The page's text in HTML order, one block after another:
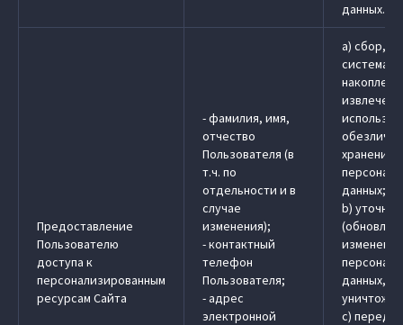
данных.
Предоставление
Пользователю
доступа к
персонализированным
ресурсам Сайта
- фамилия, имя,
отчество
Пользователя (в
т.ч. по
отдельности и в
случае
изменения);
- контактный
телефон
Пользователя;
- адрес
электронной
a) сбор,
хранение
данных;
b)
данных,
c)